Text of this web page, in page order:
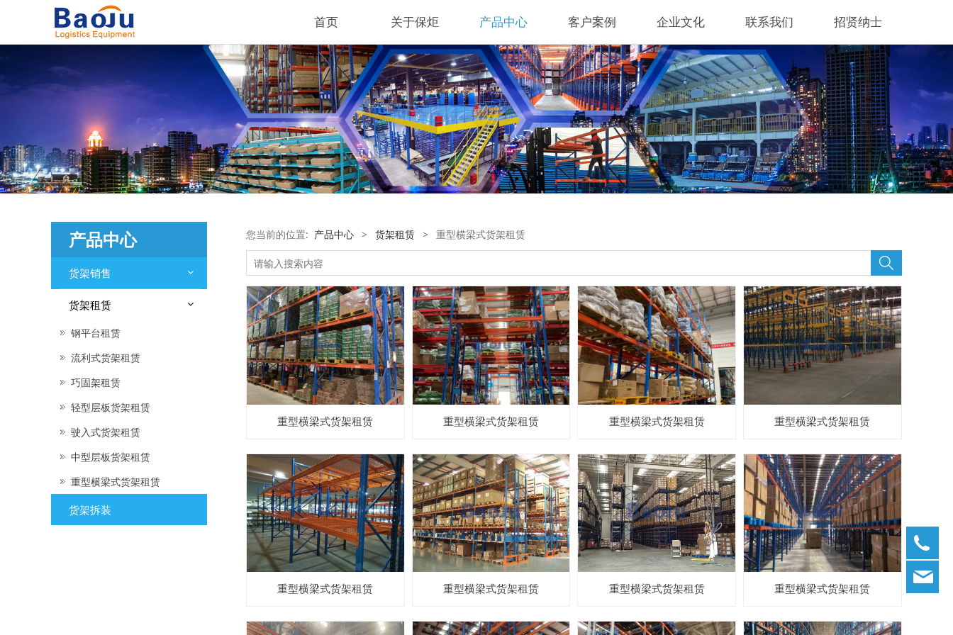
首页 关于保炬 产品中心 客户案例 企业文化 联系我们 招贤纳士
产品中心
货架销售
货架租赁
钢平台租赁
流利式货架租赁
巧固架租赁
轻型层板货架租赁
驶入式货架租赁
中型层板货架租赁
重型横梁式货架租赁
货架拆装
您当前的位置: 产品中心 > 货架租赁 > 重型横梁式货架租赁
重型横梁式货架租赁 重型横梁式货架租赁 重型横梁式货架租赁 重型横梁式货架租赁
重型横梁式货架租赁 重型横梁式货架租赁 重型横梁式货架租赁 重型横梁式货架租赁